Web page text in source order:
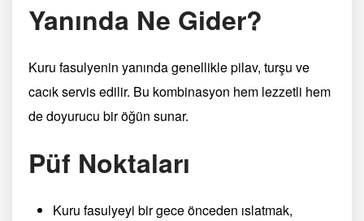
Yanında Ne Gider?
Kuru fasulyenin yanında genellikle pilav, turşu ve
cacık servis edilir. Bu kombinasyon hem lezzetli hem
de doyurucu bir öğün sunar.
Püf Noktaları
Kuru fasulyeyi bir gece önceden ıslatmak,